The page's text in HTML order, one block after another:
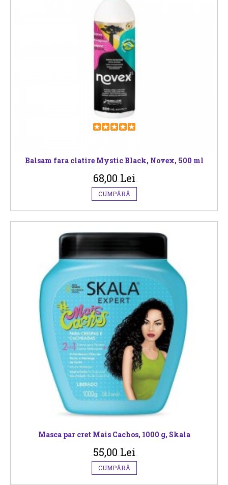
Balsam fara clatire Mystic Black, Novex, 500 ml
68,00 Lei
CUMPĂRĂ
Masca par cret Mais Cachos, 1000 g, Skala
55,00 Lei
CUMPĂRĂ